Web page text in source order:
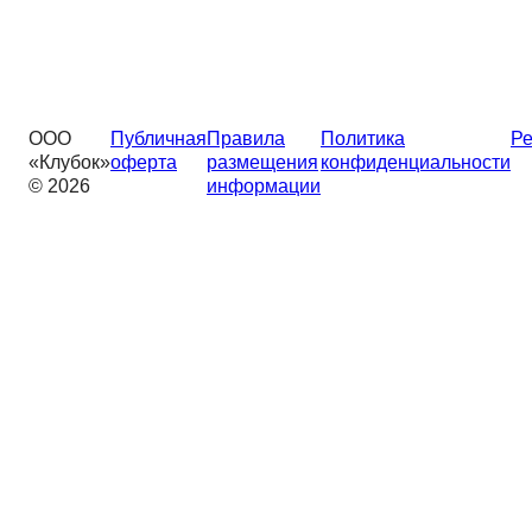
ООО
«Клубок»
© 2026
Публичная
оферта
Правила
размещения
информации
Политика
конфиденциальности